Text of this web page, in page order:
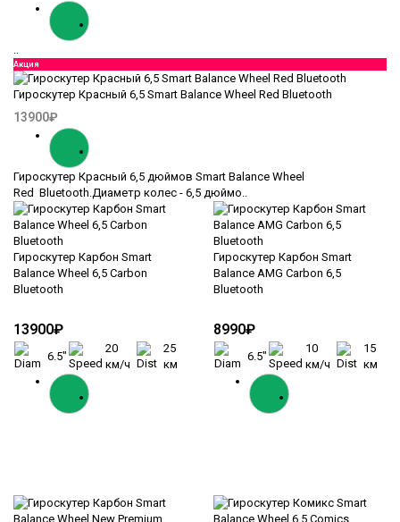
..
Акция
Гироскутер Красный 6,5 Smart Balance Wheel Red Bluetooth
13900₽
Гироскутер Красный 6,5 дюймов Smart Balance Wheel
Red Bluetooth.Диаметр колес - 6,5 дюймо..
Гироскутер Карбон Smart
Balance Wheel 6,5 Carbon
Bluetooth
13900₽
6.5"
20
км/ч
25
км
Гироскутер Карбон Smart
Balance AMG Carbon 6,5
Bluetooth
8990₽
6.5"
10
км/ч
15
км